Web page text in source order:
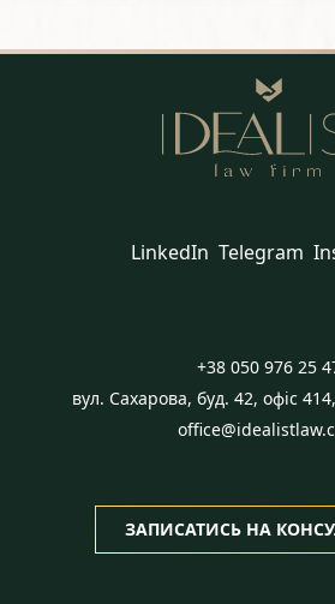
LinkedIn Telegram
+38 050 976 25
вул. Сахарова, буд. 42, офіс
ЗАПИСАТИСЬ НА